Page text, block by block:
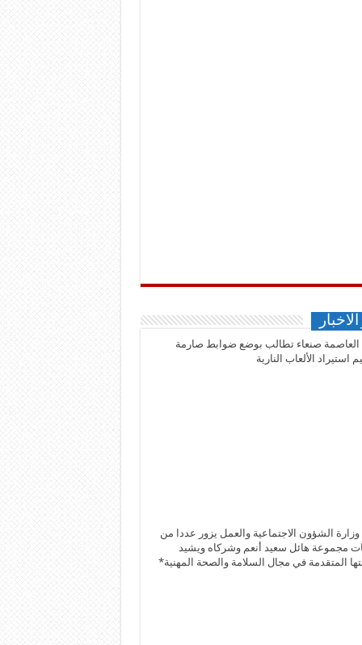
العاصمة صنعاء تطالب بوضع ضوابط صارمة
استيراد الألعاب النارية
الشؤون الاجتماعية والعمل يزور عددا من
مجموعة هائل سعيد أنعم وشركاه ويشيد
المتقدمة في مجال السلامة والصحة المهنية*